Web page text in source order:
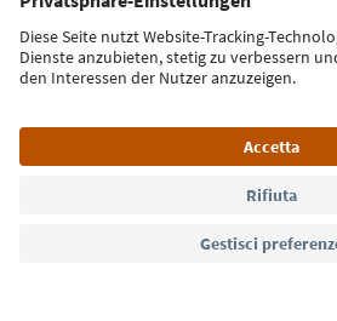
Iscriviti alla